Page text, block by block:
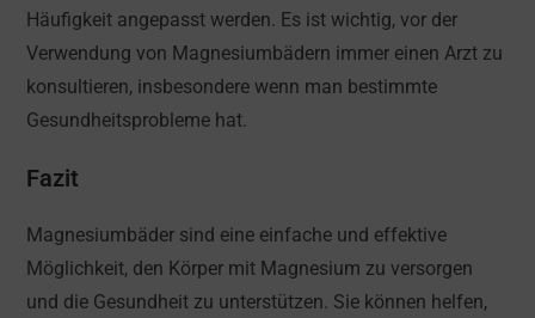
Häufigkeit angepasst werden. Es ist wichtig, vor der
Verwendung von Magnesiumbädern immer einen Arzt zu
konsultieren, insbesondere wenn man bestimmte
Gesundheitsprobleme hat.
Fazit
Magnesiumbäder sind eine einfache und effektive
Möglichkeit, den Körper mit Magnesium zu versorgen
und die Gesundheit zu unterstützen. Sie können helfen,